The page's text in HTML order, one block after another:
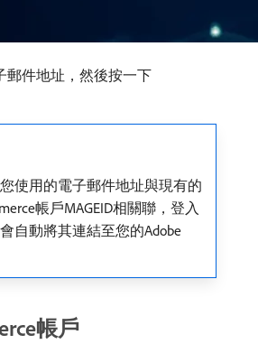
郵件地址，然後按一下​
使用的電子郵件地址與現有的
帳戶MAGEID相關聯，登入
自動將其連結至您的Adobe
帳戶